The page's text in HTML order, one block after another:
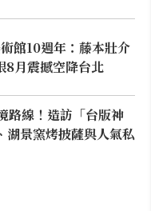
館10週年：藤本壯介
8月震撼空降台北
路線！造訪「台版神
湖景窯烤披薩與人氣私